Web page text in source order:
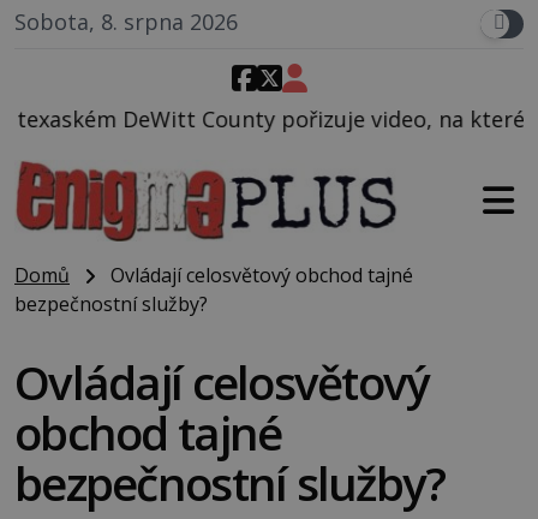
Sobota, 8. srpna 2026
pořizuje video, na kterém před jeho vozem
Domů
Ovládají celosvětový obchod tajné
bezpečnostní služby?
Ovládají celosvětový
obchod tajné
bezpečnostní služby?